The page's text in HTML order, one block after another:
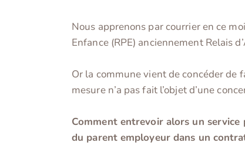
Nous apprenons par courrier en ce
Enfance (RPE) anciennement Relais
Or la commune vient de concéder
mesure n’a pas fait l’objet d’une
Comment entrevoir alors un service
du parent employeur dans un